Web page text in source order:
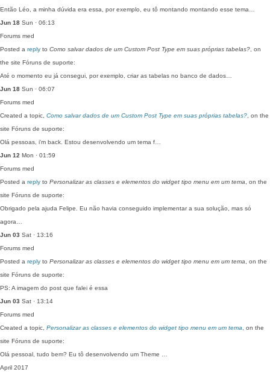
Então Léo, a minha dúvida era essa, por exemplo, eu tô montando montando esse tema…
Jun 18 Sun · 06:13
Forums med
Posted a reply to Como salvar dados de um Custom Post Type em suas próprias tabelas? , on
the site Fóruns de suporte:
Até o momento eu já consegui, por exemplo, criar as tabelas no banco de dados…
Jun 18 Sun · 06:07
Forums med
Created a topic, Como salvar dados de um Custom Post Type em suas próprias tabelas? , on the
site Fóruns de suporte:
Olá pessoas, i'm back. Estou desenvolvendo um tema f…
Jun 12 Mon · 01:59
Forums med
Posted a reply to Personalizar as classes e elementos do widget tipo menu em um tema , on the
site Fóruns de suporte:
Obrigado pela ajuda Felipe. Eu não havia conseguido implementar a sua solução, mas só
agora…
Jun 03 Sat · 13:16
Forums med
Posted a reply to Personalizar as classes e elementos do widget tipo menu em um tema , on the
site Fóruns de suporte:
PS: A imagem do post que falei é essa
Jun 03 Sat · 13:14
Forums med
Created a topic, Personalizar as classes e elementos do widget tipo menu em um tema , on the
site Fóruns de suporte:
Olá pessoal, tudo bem? Eu tô desenvolvendo um Theme …
April 2017